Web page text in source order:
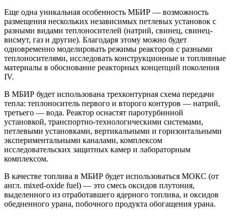
Еще одна уникальная особенность МБИР — возможность
размещения нескольких независимых петлевых установок с
разными видами теплоносителей (натрий, свинец, свинец-
висмут, газ и другие). Благодаря этому можно будет
одновременно моделировать режимы реакторов с разными
теплоносителями, исследовать конструкционные и топливные
материалы в обоснование реакторных концепций поколения
IV.
В МБИР будет использована трехконтурная схема передачи
тепла: теплоноситель первого и второго контуров — натрий,
третьего — вода. Реактор оснастят паротурбинной
установкой, транспортно-технологическими системами,
петлевыми установками, вертикальными и горизонтальными
экспериментальными каналами, комплексом
исследовательских защитных камер и лабораторным
комплексом.
В качестве топлива в МБИР будет использоваться МОКС (от
англ. mixed-oxide fuel) — это смесь оксидов плутония,
выделенного из отработавшего ядерного топлива, и оксидов
обедненного урана, побочного продукта обогащения урана.